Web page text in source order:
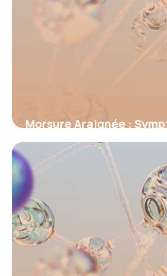
Morsure Araignée :
Premiers Secours
18 juin 2026